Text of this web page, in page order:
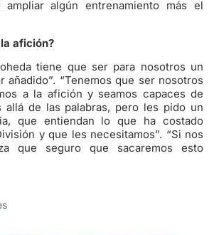
algún entrenamiento más el
afición?
que ser para nosotros un
añadido”. “Tenemos que ser nosotros
a la afición y seamos capaces de
allá de las palabras, pero les pido un
que entiendan lo que ha costado
y que les necesitamos”. “Si nos
que seguro que sacaremos esto